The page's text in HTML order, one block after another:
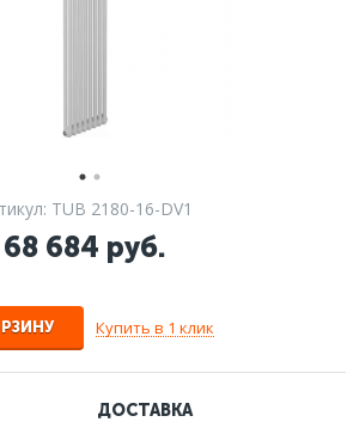
TUB 2180-16-DV1
68 684 руб.
Купить в 1 клик
ДОСТАВКА